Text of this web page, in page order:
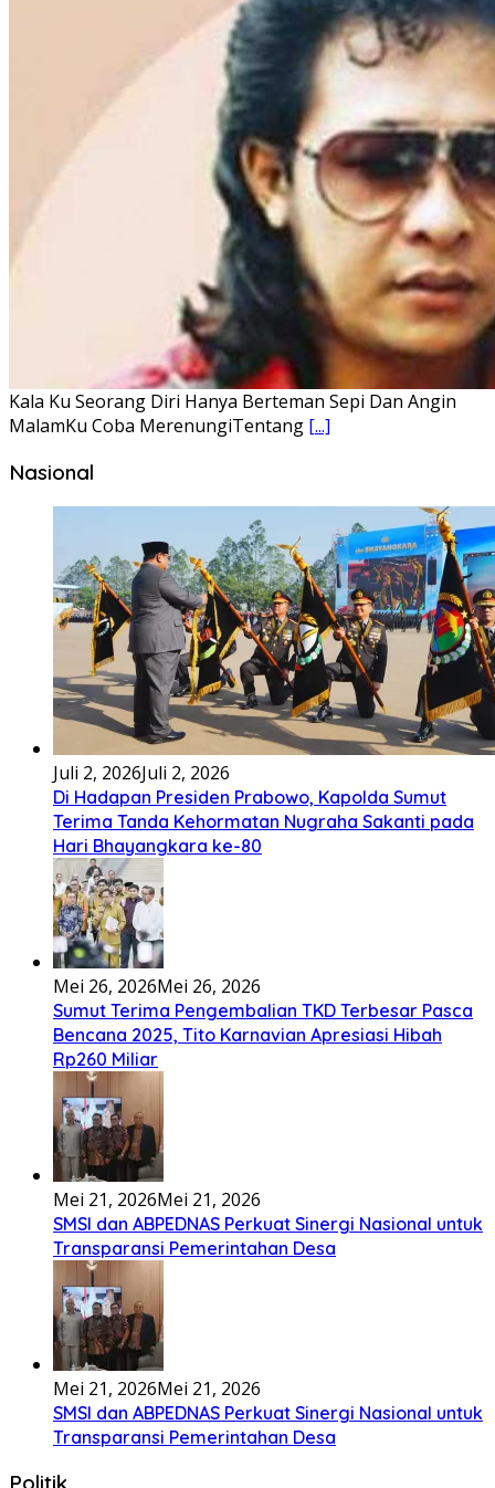
Tenga sakali nouwao khuo he akhigu boi taozui
wa’omasiTabato ia taroi furi[...]
Lirik Seberkas Sinar – Deddy Dores
Kala Ku Seorang Diri Hanya Berteman Sepi Dan Angin